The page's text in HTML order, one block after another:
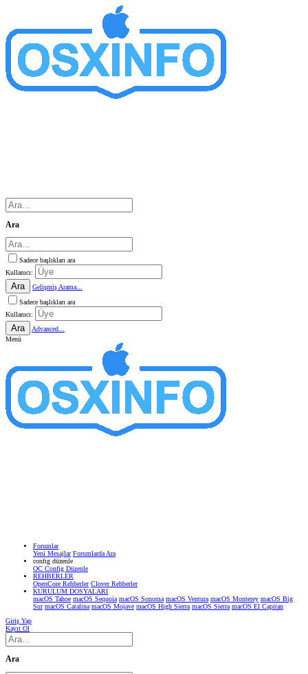
Ara
Sadece başlıkları ara
Kullanıcı:
Ara
Gelişmiş Arama...
Sadece başlıkları ara
Kullanıcı:
Ara
Advanced...
Menü
Forumlar
Yeni Mesajlar Forumlarda Ara
confıg düzenle
OC Config Düzenle
REHBERLER
OpenCore Rehberler Clover Rehberler
KURULUM DOSYALARI
macOS Tahoe macOS Sequoia macOS Sonoma macOS Ventura macOS Monterey macOS Big
Sur macOS Catalina macOS Mojave macOS High Sierra macOS Sierra macOS El Capitan
Giriş Yap
Kayıt Ol
Ara